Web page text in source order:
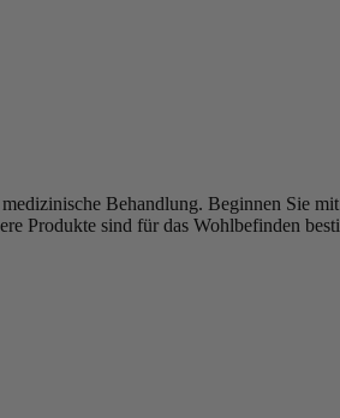
Behandlung. Beginnen Sie
Produkte sind für das Wohlbefinden